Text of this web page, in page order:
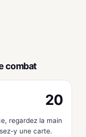
combat
20
regardez la main
y une carte.